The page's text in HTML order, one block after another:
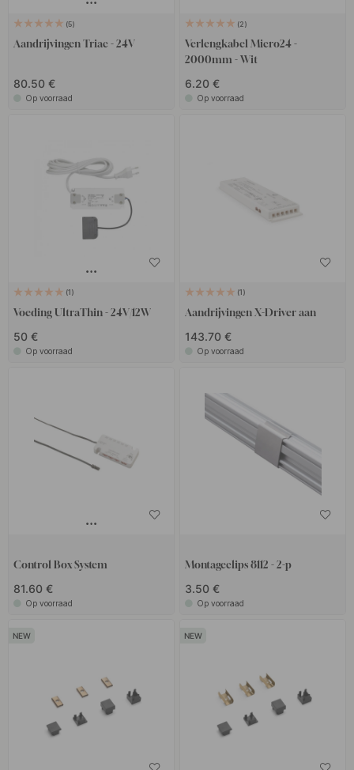
5
Aandrijvingen Triac - 24V
80.50 €
Op voorraad
2
Verlengkabel Micro24 -
2000mm - Wit
6.20 €
Op voorraad
1
Voeding UltraThin - 24V/12W
50 €
Op voorraad
1
Aandrijvingen X-Driver aan
143.70 €
Op voorraad
Control Box System
81.60 €
Op voorraad
Montageclips 8112 - 2-p
3.50 €
Op voorraad